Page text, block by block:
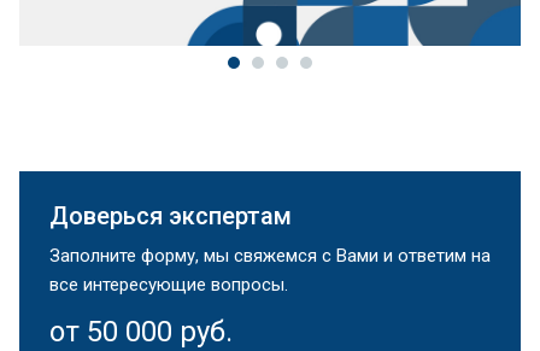
Доверься экспертам
Заполните форму, мы свяжемся с Вами и ответим на
все интересующие вопросы.
от 50 000 руб.